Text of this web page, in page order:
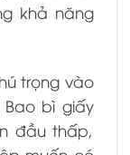
khả năng
trọng vào
bì giấy
đầu thấp,